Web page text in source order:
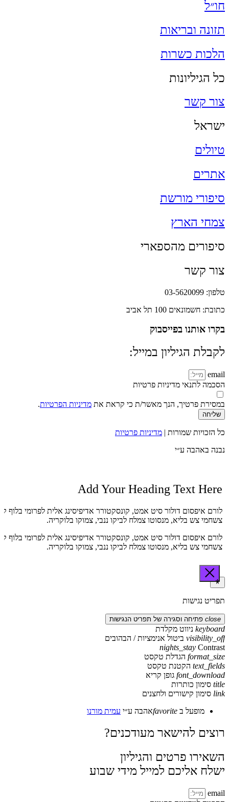
חו״ל
תזונה ובריאות
הלכות כשרות
כל הגיליונות
צור קשר
ישראל
טיולים
אתרים
סיפורי מורשת
צמחי הארץ
סיפורים מהספארי
צור קשר
טלפון: 03-5620099
כתובת: חשמונאים 100 תל אביב
בקרו אותנו בפייסבוק
לקבלת הגיליון במייל:
email
הסכמה לתנאי מדיניות פרטיות
במסירת פרטיך, הנך מאשר/ת כי קראת את מדיניות הפרטיות.
שליחה
כל הזכויות שמורות | מדיניות פרטיות
נבנה באהבה ע״י
Add Your Heading Text Here
לורם איפסום דולור סיט אמט, קונסקטורר אדיפיסינג אלית לפרומי בלוף
צשחמי צש בליא, מנסוטו צמלח לביקו ננבי, צמוקו בלוקריה.
לורם איפסום דולור סיט אמט, קונסקטורר אדיפיסינג אלית לפרומי בלוף
צשחמי צש בליא, מנסוטו צמלח לביקו ננבי, צמוקו בלוקריה.
תפריט נגישות
close פתיחה וסגירה של תפריט הנגישות
keyboard ניווט מקלדת
visibility_off ביטול אנימציות / הבהובים
nights_stay Contrast
format_size הגדלת טקסט
text_fields הקטנת טקסט
font_download גופן קריא
title סימון כותרות
link סימון קישורים ולחצנים
מופעל ב favoriteאהבה ע״י עמית מורנו
רוצים להישאר מעודכנים?
השאירו פרטים והגיליון
ישלח אליכם למייל מידי שבוע
email